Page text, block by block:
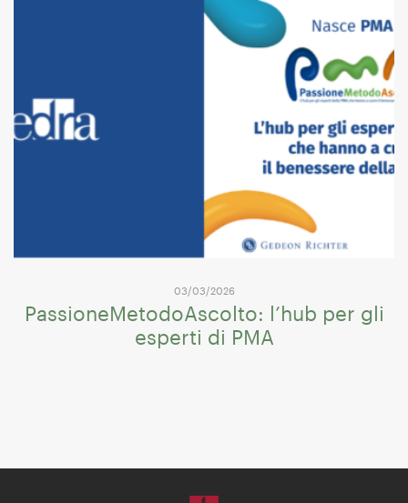
03/03/2026
PassioneMetodoAscolto: l’hub per gli
esperti di PMA